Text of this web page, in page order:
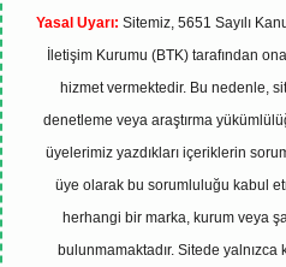
Yasal Uyarı: Sitemiz, 5651 Sayılı
İletişim Kurumu (BTK) tarafından
hizmet vermektedir. Bu nedenle,
denetleme veya araştırma
üyelerimiz yazdıkları içeriklerin
üye olarak bu sorumluluğu kabul
herhangi bir marka, kurum veya
bulunmamaktadır. Sitede yalnızca